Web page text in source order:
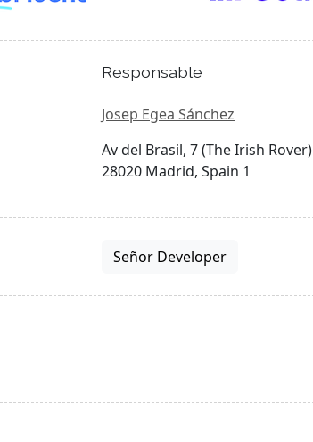
Responsable
Josep Egea Sánchez
Av del Brasil, 7 (The Irish Rover)
28020 Madrid, Spain 1
Señor Developer